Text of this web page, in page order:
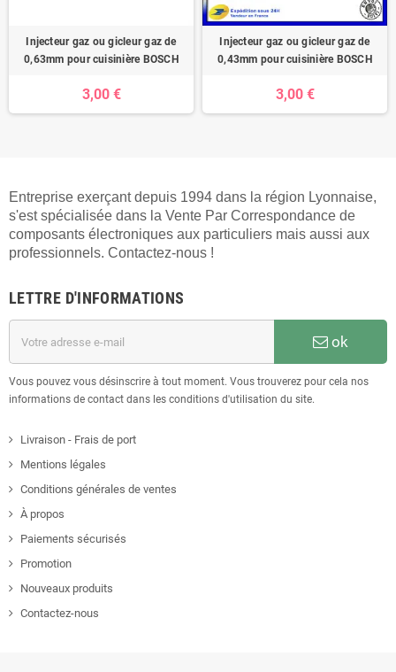
Injecteur gaz ou gicleur gaz de
0,63mm pour cuisinière BOSCH
3,00 €
Injecteur gaz ou gicleur gaz de
0,43mm pour cuisinière BOSCH
3,00 €
Entreprise exerçant depuis 1994 dans la région Lyonnaise,
s'est spécialisée dans la Vente Par Correspondance de
composants électroniques aux particuliers mais aussi aux
professionnels. Contactez-nous !
LETTRE D'INFORMATIONS
ok
Vous pouvez vous désinscrire à tout moment. Vous trouverez pour cela nos
informations de contact dans les conditions d'utilisation du site.
Livraison - Frais de port
Mentions légales
Conditions générales de ventes
À propos
Paiements sécurisés
Promotion
Nouveaux produits
Contactez-nous